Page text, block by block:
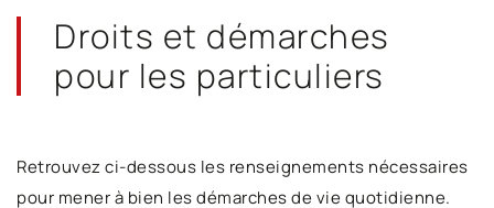
Droits et démarches
pour les particuliers
Retrouvez ci-dessous les renseignements nécessaires
pour mener à bien les démarches de vie quotidienne.